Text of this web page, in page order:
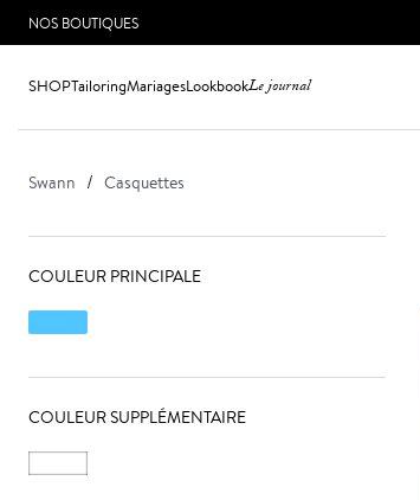
NOS BOUTIQUES
SHOPTailoringMariagesLookbookLe journal
Swann Casquettes
COULEUR PRINCIPALE
COULEUR SUPPLÉMENTAIRE